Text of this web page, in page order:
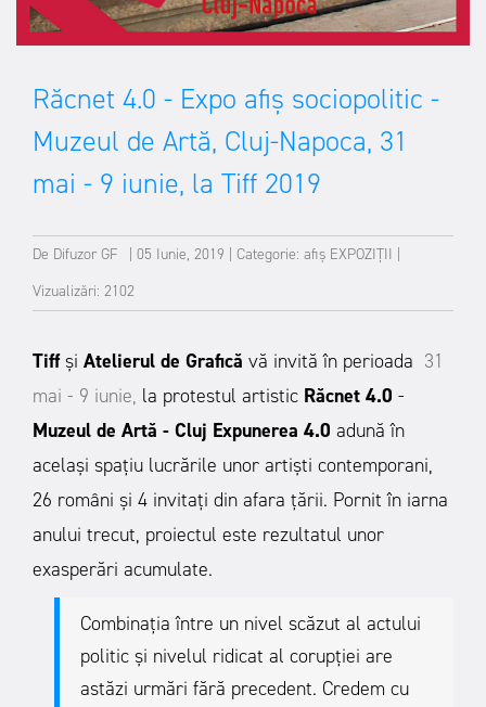
Răcnet 4.0 - Expo afiș sociopolitic -
Muzeul de Artă, Cluj-Napoca, 31
mai - 9 iunie, la Tiff 2019
De Difuzor GF 05 Iunie, 2019 Categorie: afiș EXPOZIȚII
Vizualizări: 2102
Tiffși Atelierul de Grafică vă invită în perioada 31
mai - 9 iunie, la protestul artistic Răcnet 4.0 -
Muzeul de Artă - Cluj Expunerea 4.0 adună în
același spațiu lucrările unor artiști contemporani,
26 români și 4 invitați din afara țării. Pornit în iarna
anului trecut, proiectul este rezultatul unor
exasperări acumulate.
Combinația între un nivel scăzut al actului
politic și nivelul ridicat al corupției are
astăzi urmări fără precedent. Credem cu